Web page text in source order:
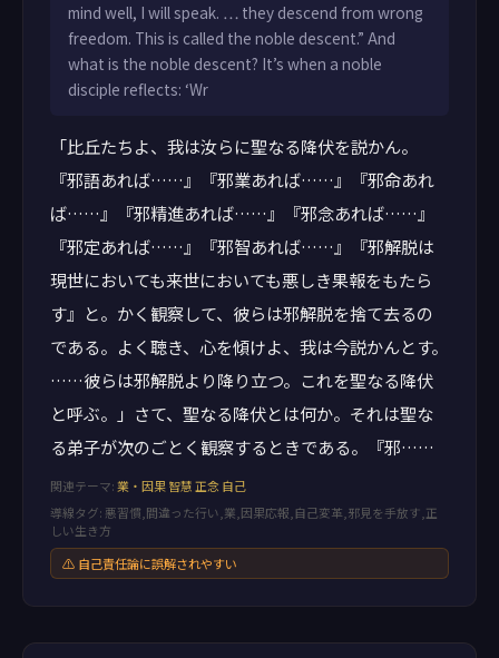
mind well, I will speak. … they descend from wrong
freedom. This is called the noble descent.” And
what is the noble descent? It’s when a noble
disciple reflects: ‘Wr
「比丘たちよ、我は汝らに聖なる降伏を説かん。
『邪語あれば……』『邪業あれば……』『邪命あれ
ば……』『邪精進あれば……』『邪念あれば……』
『邪定あれば……』『邪智あれば……』『邪解脱は
現世においても来世においても悪しき果報をもたら
す』と。かく観察して、彼らは邪解脱を捨て去るの
である。よく聴き、心を傾けよ、我は今説かんとす。
……彼らは邪解脱より降り立つ。これを聖なる降伏
と呼ぶ。」さて、聖なる降伏とは何か。それは聖な
る弟子が次のごとく観察するときである。『邪……
関連テーマ:業・因果智慧正念 自己
導線タグ: 悪習慣,間違った行い,業,因果応報,自己変革,邪見を手放す,正
しい生き方
⚠ 自己責任論に誤解されやすい